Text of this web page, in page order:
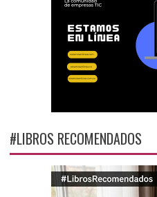
#LIBROS RECOMENDADOS